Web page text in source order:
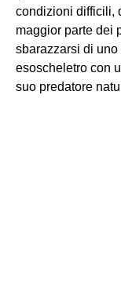
condizioni difficili,
maggior parte dei
sbarazzarsi di
esoscheletro con
suo predatore